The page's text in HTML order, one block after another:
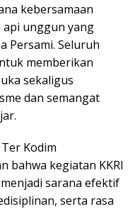
kebersamaan
api unggun yang
Persami. Seluruh
memberikan
sekaligus
dan semangat
Kodim
bahwa kegiatan KKRI
sarana efektif
serta rasa